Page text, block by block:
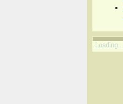
Loading...